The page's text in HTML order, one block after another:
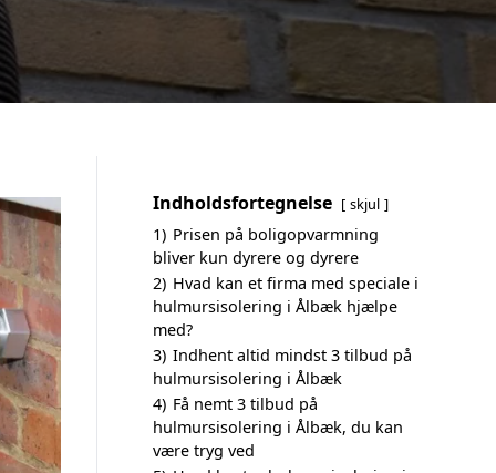
Indholdsfortegnelse skjul
1) Prisen på boligopvarmning
bliver kun dyrere og dyrere
2) Hvad kan et firma med speciale i
hulmursisolering i Ålbæk hjælpe
med?
3) Indhent altid mindst 3 tilbud på
hulmursisolering i Ålbæk
4) Få nemt 3 tilbud på
hulmursisolering i Ålbæk, du kan
være tryg ved